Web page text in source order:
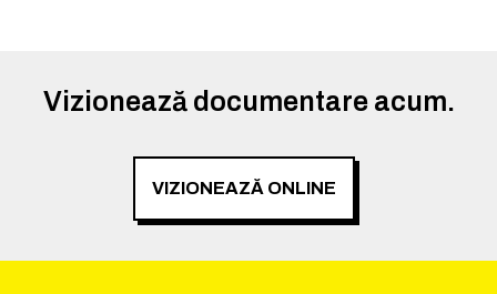
Vizionează documentare acum.
VIZIONEAZĂ ONLINE